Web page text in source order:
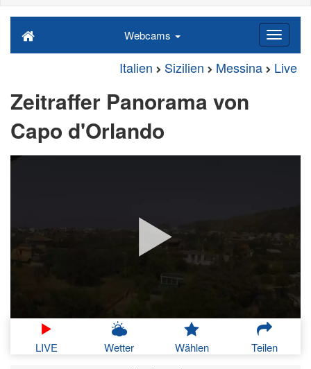
Webcams
Italien Sizilien Messina Live
Zeitraffer Panorama von
Capo d'Orlando
LIVE Wetter Wählen Teilen